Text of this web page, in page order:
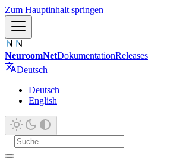
Zum Hauptinhalt springen
NeuroomNetDokumentationReleases
Deutsch
Deutsch
English